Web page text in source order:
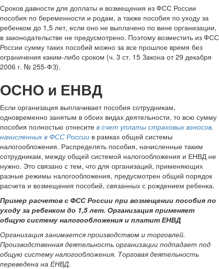
Сроков давности для доплаты и возмещения из ФСС России
пособия по беременности и родам, а также пособия по уходу за
ребенком до 1,5 лет, если оно не выплачено по вине организации,
в законодательстве не предусмотрено. Поэтому возместить из ФСС
России сумму таких пособий можно за все прошлое время без
ограничения каким-либо сроком (ч. 3 ст. 15 Закона от 29 декабря
2006 г. № 255-ФЗ).
ОСНО и ЕНВД
Если организация выплачивает пособия сотрудникам,
одновременно занятым в обоих видах деятельности, то всю сумму
пособия полностью отнесите в счет уплаты страховых взносов,
начисленных в ФСС России в рамках общей системы
налогообложения. Распределять пособия, начисленные таким
сотрудникам, между общей системой налогообложения и ЕНВД не
нужно. Это связано с тем, что для организаций, применяющих
разные режимы налогообложения, предусмотрен общий порядок
расчета и возмещения пособий, связанных с рождением ребенка.
Пример расчетов с ФСС России при возмещении пособия по
уходу за ребенком до 1,5 лет. Организация применяет
общую систему налогообложения и платит ЕНВД
Организация занимается производством и торговлей.
Производственная деятельность организации подпадает под
общую систему налогообложения. Торговая деятельность
переведена на ЕНВД.